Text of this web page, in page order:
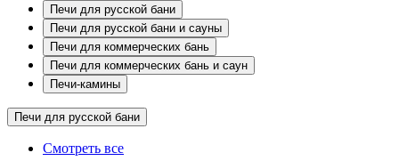
Печи для русской бани
Печи для русской бани и сауны
Печи для коммерческих бань
Печи для коммерческих бань и саун
Печи-камины
Печи для русской бани
Смотреть все